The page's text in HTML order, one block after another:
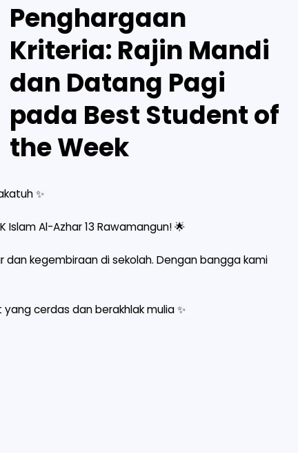
Penghargaan
Kriteria: Rajin Mandi
dan Datang Pagi
pada Best Student of
the Week
✨
Islam Al-Azhar 13 Rawamangun! 🌟
kegembiraan di sekolah. Dengan bangga kami
cerdas dan berakhlak mulia ✨